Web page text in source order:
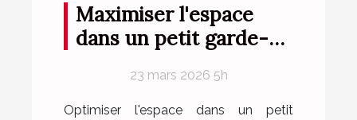
Maximiser l'espace
dans un petit garde-
23 mars 2026 5h
Optimiser l'espace dans un petit